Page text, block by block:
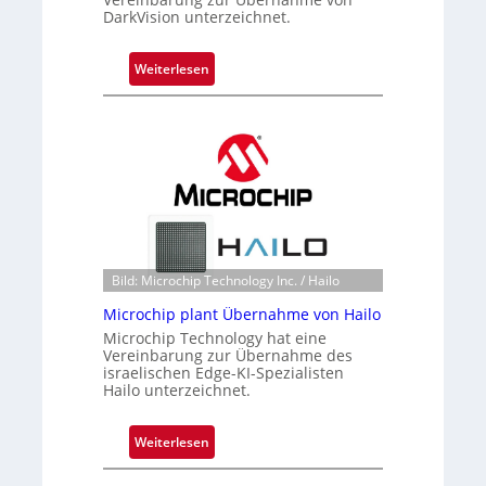
i
t
s
n
e
a
c
t
s
S
e
r
i
DarkVision unterzeichnet.
Weiterlesen:
B
s
n
e
ü
b
e
r
m
Bild: Microchip Technology Inc. / Hailo
Microchip plant Übernahme von Hailo
Microchip Technology hat eine
Vereinbarung zur Übernahme des
israelischen Edge-KI-Spezialisten
Hailo unterzeichnet.
Weiterlesen:
M